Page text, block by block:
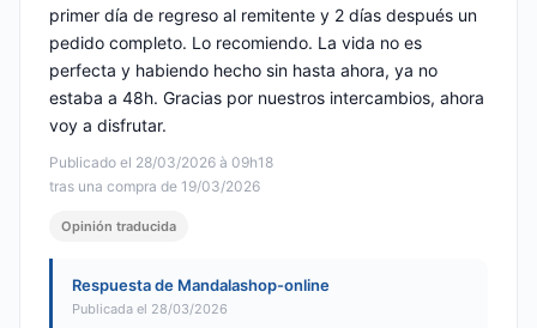
Publicado el 28/03/2026 à 09h18
tras una compra de 19/03/2026
primer día de regreso al remitente y 2 días después un
pedido completo. Lo recomiendo. La vida no es
perfecta y habiendo hecho sin hasta ahora, ya no
estaba a 48h. Gracias por nuestros intercambios, ahora
voy a disfrutar.
Opinión traducida
Respuesta de Mandalashop-online
Publicada el 28/03/2026